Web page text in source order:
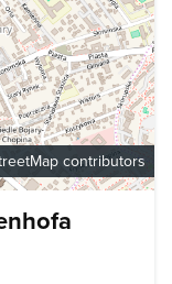
contributors